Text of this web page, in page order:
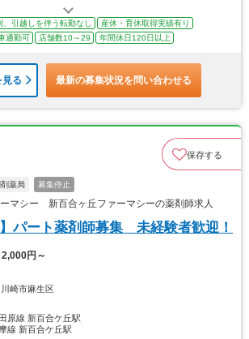
、引越しを伴う転勤なし
産休・育休取得実績有り
通勤可 店舗数10～29 年間休日120日以上
る 最新の募集状況を問い合わせる
保存する
薬局 募集停止
マシー 新百合ヶ丘ファーマシーの薬剤師求人
】パート薬剤師募集 未経験者歓迎！
2,000円～
崎市麻生区
原線 新百合ケ丘駅
線 新百合ケ丘駅